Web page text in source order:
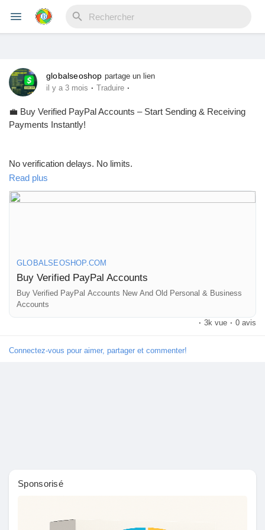
Reels
Découvrir Evènements
Mes événements
Mes Articles
Découvrir Marketplace
globalseoshop partage un lien
il y a 3 mois · Traduire ·
💼 Buy Verified PayPal Accounts – Start Sending & Receiving
Payments Instantly!
No verification delays. No limits.
Get fully verified accounts ready for global transactions 🌍
🔗 Visit now:https://globalseoshop.com/product/buy-verified-
paypal-accounts/
#EcommerceBusiness
#GlobalPayments
#DigitalBusiness
Read plus
GLOBALSEOSHOP.COM
Buy Verified PayPal Accounts
Buy Verified PayPal Accounts New And Old Personal & Business
Accounts
· 3k vue · 0 avis
Connectez-vous pour aimer, partager et commenter!
Sponsorisé